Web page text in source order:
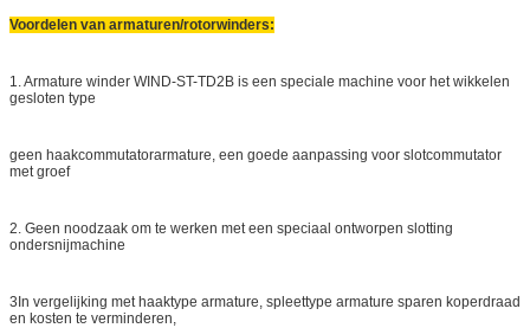
Voordelen van armaturen/rotorwinders:
1. Armature winder WIND-ST-TD2B is een speciale machine voor het wikkelen
gesloten type
geen haakcommutatorarmature, een goede aanpassing voor slotcommutator
met groef
2. Geen noodzaak om te werken met een speciaal ontworpen slotting
ondersnijmachine
3In vergelijking met haaktype armature, spleettype armature sparen koperdraad
en kosten te verminderen,